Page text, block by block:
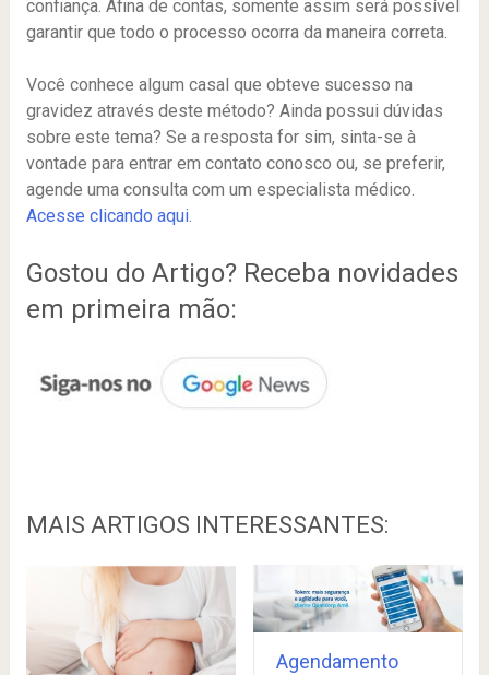
confiança. Afina de contas, somente assim será possível
garantir que todo o processo ocorra da maneira correta.
Você conhece algum casal que obteve sucesso na
gravidez através deste método? Ainda possui dúvidas
sobre este tema? Se a resposta for sim, sinta-se à
vontade para entrar em contato conosco ou, se preferir,
agende uma consulta com um especialista médico.
Acesse clicando aqui.
Gostou do Artigo? Receba novidades
em primeira mão:
MAIS ARTIGOS INTERESSANTES:
Agendamento